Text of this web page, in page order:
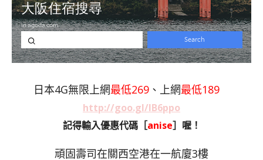
日本4G無限上網最低269、上網最低189
http://goo.gl/lB6ppo
記得輸入優惠代碼［anise］喔！
頑固壽司在關西空港在一航廈3樓